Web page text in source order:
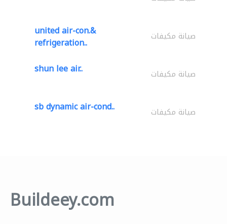
united air-con.&
refrigeration.. صيانة مكيفات
shun lee air.. صيانة مكيفات
sb dynamic air-cond.. صيانة مكيفات
Buildeey.com